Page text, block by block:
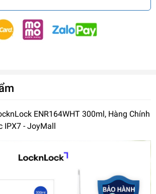
ENR164WHT 300ml, Hàng Chính
IPX7 - JoyMall